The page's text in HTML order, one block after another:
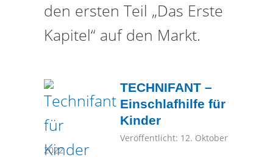
den ersten Teil „Das Erste
Kapitel“ auf den Markt.
TECHNIFANT –
Einschlafhilfe für
Kinder
Veröffentlicht: 12. Oktober
2022